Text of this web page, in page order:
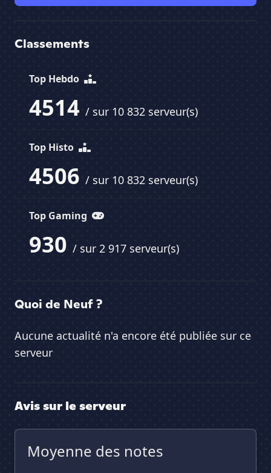
Classements
Top Hebdo
4514 / sur 10 832 serveur(s)
Top Histo
4506 / sur 10 832 serveur(s)
Top Gaming
930 / sur 2 917 serveur(s)
Quoi de Neuf ?
Aucune actualité n'a encore été publiée sur ce
serveur
Avis sur le serveur
Moyenne des notes